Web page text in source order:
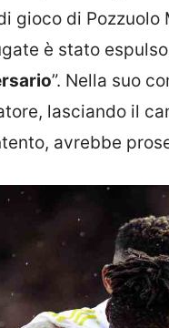
gioco di Pozzuolo
è stato
”. Nella suo
lasciando il
avrebbe